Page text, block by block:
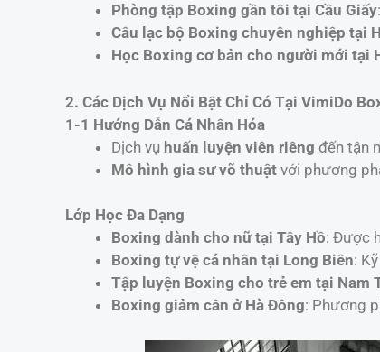
Phòng tập Boxing gần tôi tại Cầu Giấy
Câu lạc bộ Boxing chuyên nghiệp tại
Học Boxing cơ bản cho người mới tại
2. Các Dịch Vụ Nổi Bật Chỉ Có Tại VimiDo
1-1 Hướng Dẫn Cá Nhân Hóa
Dịch vụ huấn luyện viên riêng đến tận
Mô hình gia sư võ thuật với phương
Lớp Học Đa Dạng
Boxing dành cho nữ tại Tây Hồ: Được
Boxing tự vệ cá nhân tại Long Biên:
Tập luyện Boxing cho trẻ em tại Nam
Boxing giảm cân ở Hà Đông: Phương